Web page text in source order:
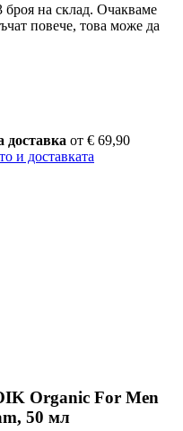
на склад. Очакваме
повече, това може да
доставка от € 69,90
и доставката
Organic For Men
50 мл